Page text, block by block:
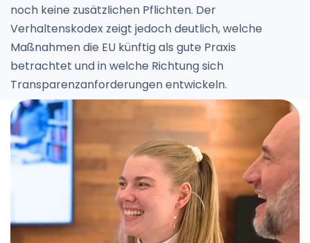
noch keine zusätzlichen Pflichten. Der
Verhaltenskodex zeigt jedoch deutlich, welche
Maßnahmen die EU künftig als gute Praxis
betrachtet und in welche Richtung sich
Transparenzanforderungen entwickeln.